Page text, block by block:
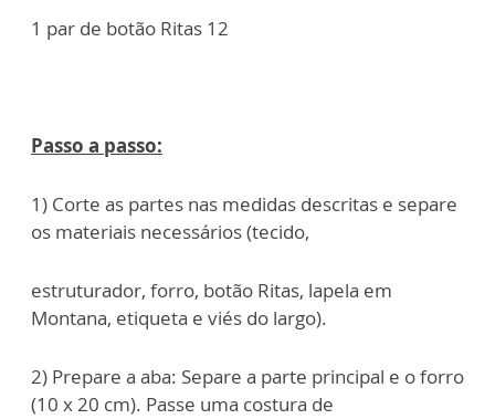
1 par de botão Ritas 12
Passo a passo:
1) Corte as partes nas medidas descritas e separe
os materiais necessários (tecido,
estruturador, forro, botão Ritas, lapela em
Montana, etiqueta e viés do largo).
2) Prepare a aba: Separe a parte principal e o forro
(10 x 20 cm). Passe uma costura de